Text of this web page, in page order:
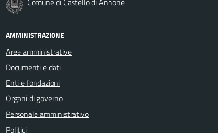
AMMINISTRAZIONE
Aree amministrative
Documenti e dati
Enti e fondazioni
Organi di governo
Personale amministrativo
Politici